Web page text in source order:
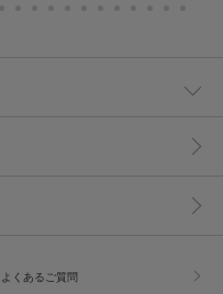
よくあるご質問